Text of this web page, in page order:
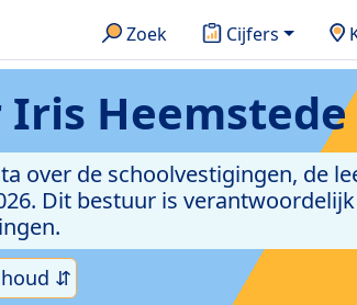
Zoek Cijfers
Heemstede
over de schoolvestigingen, de
Dit bestuur is
⇵